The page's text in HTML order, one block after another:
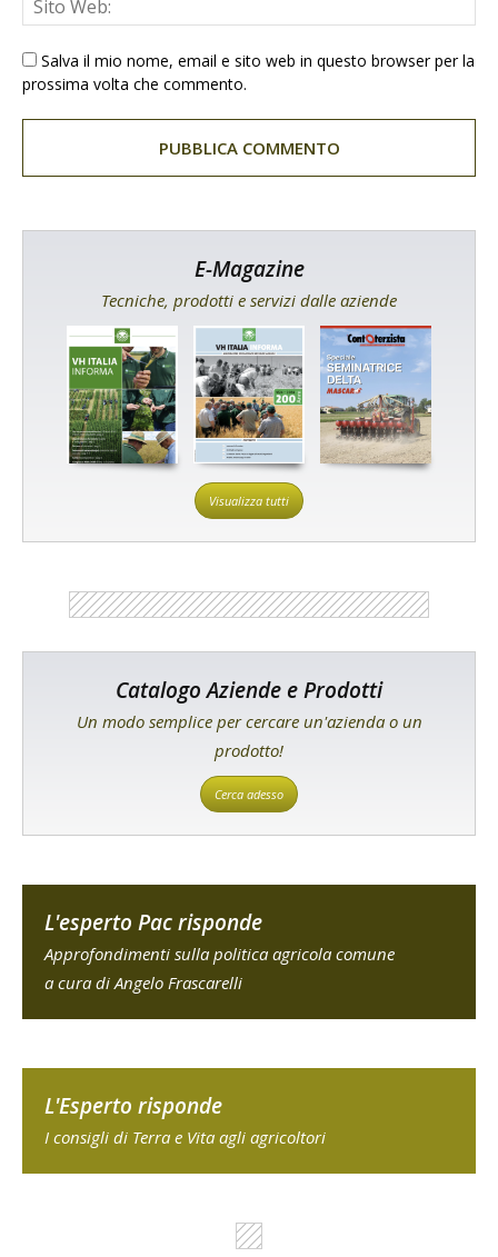
Salva il mio nome, email e sito web in questo browser per la
prossima volta che commento.
E-Magazine
Tecniche, prodotti e servizi dalle aziende
Visualizza tutti
Catalogo Aziende e Prodotti
Un modo semplice per cercare un'azienda o un
prodotto!
Cerca adesso
L'esperto Pac risponde
Approfondimenti sulla politica agricola comune
a cura di Angelo Frascarelli
L'Esperto risponde
I consigli di Terra e Vita agli agricoltori